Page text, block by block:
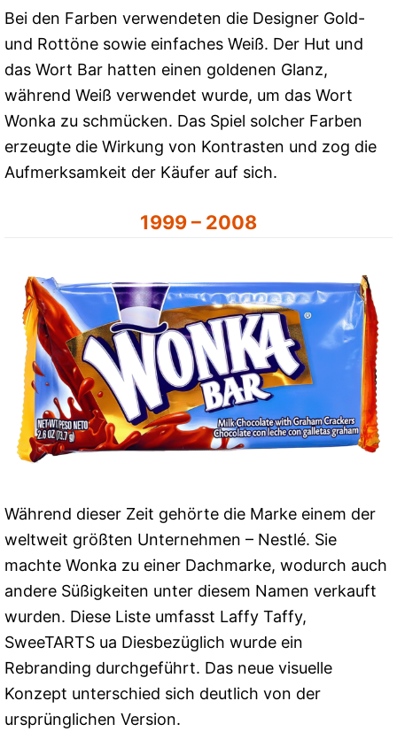
Bei den Farben verwendeten die Designer Gold-
und Rottöne sowie einfaches Weiß. Der Hut und
das Wort Bar hatten einen goldenen Glanz,
während Weiß verwendet wurde, um das Wort
Wonka zu schmücken. Das Spiel solcher Farben
erzeugte die Wirkung von Kontrasten und zog die
Aufmerksamkeit der Käufer auf sich.
1999 – 2008
Während dieser Zeit gehörte die Marke einem der
weltweit größten Unternehmen – Nestlé. Sie
machte Wonka zu einer Dachmarke, wodurch auch
andere Süßigkeiten unter diesem Namen verkauft
wurden. Diese Liste umfasst Laffy Taffy,
SweeTARTS ua Diesbezüglich wurde ein
Rebranding durchgeführt. Das neue visuelle
Konzept unterschied sich deutlich von der
ursprünglichen Version.